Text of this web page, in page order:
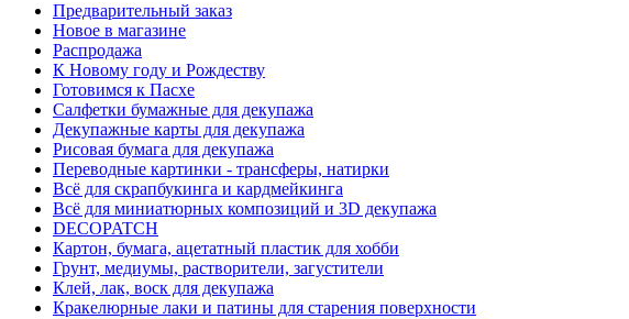
Предварительный заказ
Новое в магазине
Распродажа
К Новому году и Рождеству
Готовимся к Пасхе
Салфетки бумажные для декупажа
Декупажные карты для декупажа
Рисовая бумага для декупажа
Переводные картинки - трансферы, натирки
Всё для скрапбукинга и кардмейкинга
Всё для миниатюрных композиций и 3D декупажа
DECOPATCH
Картон, бумага, ацетатный пластик для хобби
Грунт, медиумы, растворители, загустители
Клей, лак, воск для декупажа
Кракелюрные лаки и патины для старения поверхности